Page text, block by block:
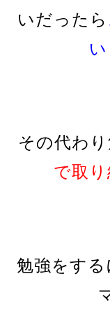
いだったら
その代わ
で取り
勉強をする